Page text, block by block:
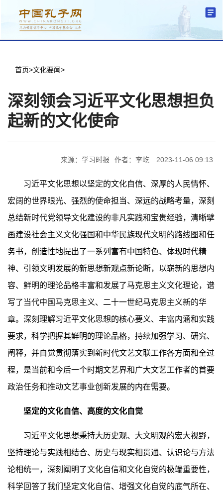
首页>文化要闻>
深刻领会习近平文化思想担负
起新的文化使命
来源：学习时报 作者：李屹 2023-11-06 09:13
习近平文化思想以坚定的文化自信、深厚的人民情怀、
宏阔的世界眼光、强烈的使命担当、深远的战略考量，深刻
总结新时代党领导文化建设的非凡实践和宝贵经验，清晰擘
画建设社会主义文化强国和中华民族现代文明的路线图和任
务书，创造性地提出了一系列富有中国特色、体现时代精
神、引领文明发展的新思想新观点新论断，以崭新的思想内
容、鲜明的理论品格丰富和发展了马克思主义文化理论，谱
写了当代中国马克思主义、二十一世纪马克思主义新的华
章。深刻理解习近平文化思想的核心要义、丰富内涵和实践
要求，科学把握其鲜明的理论品格，持续加强学习、研究、
阐释，并自觉贯彻落实到新时代文艺文联工作各方面和全过
程，是当前和今后一个时期文艺界和广大文艺工作者的首要
政治任务和推动文艺事业创新发展的内在需要。
坚定的文化自信、高度的文化自觉
习近平文化思想秉持大历史观、大文明观的宏大视野，
坚持理论与实践相结合、历史与现实相贯通、认识论与方法
论相统一，深刻阐明了文化自信和文化自觉的极端重要性，
科学回答了我们坚定文化自信、增强文化自觉的底气所在、